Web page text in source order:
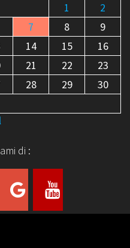
1
2
7 8
9
14 15
16
21 22
23
28 29
30
di :